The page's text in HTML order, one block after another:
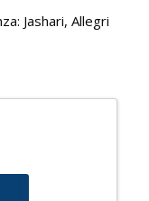
Jashari, Allegri